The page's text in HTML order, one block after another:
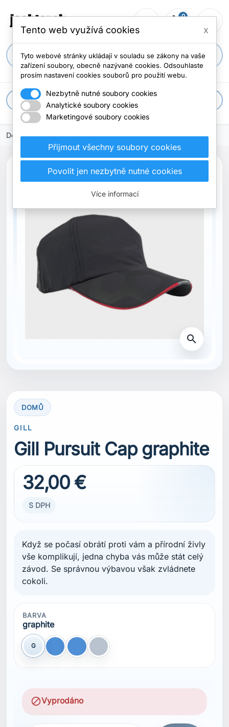
search
person_outline shopping_cart
0 menu
apps Všechny kategorie
Domů
Vyprodáno
search
DOMŮ
GILL
Gill Pursuit Cap graphite
32,00 €
S DPH
Když se počasí obrátí proti vám a přírodní živly
vše komplikují, jedna chyba vás může stát celý
závod. Se správnou výbavou však zvládnete
cokoli.
BARVA
graphite
G
Blue Dark BlueDark Silver
blockVyprodáno
Tento web využívá cookies x
Tyto webové stránky ukládají v souladu se zákony na vaše
zařízení soubory, obecně nazývané cookies. Odsouhlaste
prosím nastavení cookies souborů pro použití webu.
Nezbytně nutné soubory cookies
Analytické soubory cookies
Marketingové soubory cookies
Přijmout všechny soubory cookies
Povolit jen nezbytně nutné cookies
Více informací